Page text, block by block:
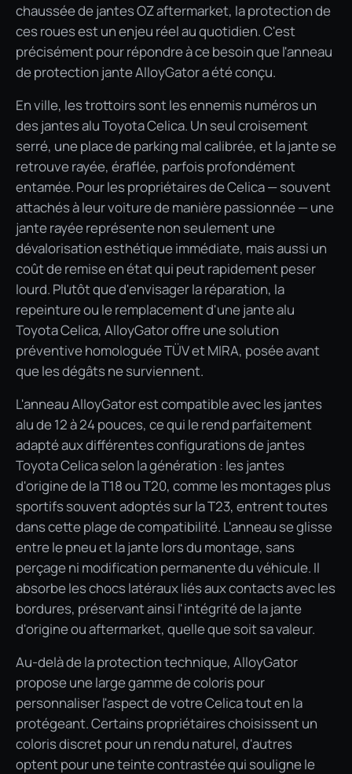
chaussée de jantes OZ aftermarket, la protection de
ces roues est un enjeu réel au quotidien. C'est
précisément pour répondre à ce besoin que l'anneau
de protection jante AlloyGator a été conçu.
En ville, les trottoirs sont les ennemis numéros un
des jantes alu Toyota Celica. Un seul croisement
serré, une place de parking mal calibrée, et la jante se
retrouve rayée, éraflée, parfois profondément
entamée. Pour les propriétaires de Celica — souvent
attachés à leur voiture de manière passionnée — une
jante rayée représente non seulement une
dévalorisation esthétique immédiate, mais aussi un
coût de remise en état qui peut rapidement peser
lourd. Plutôt que d'envisager la réparation, la
repeinture ou le remplacement d'une jante alu
Toyota Celica, AlloyGator offre une solution
préventive homologuée TÜV et MIRA, posée avant
que les dégâts ne surviennent.
L'anneau AlloyGator est compatible avec les jantes
alu de 12 à 24 pouces, ce qui le rend parfaitement
adapté aux différentes configurations de jantes
Toyota Celica selon la génération : les jantes
d'origine de la T18 ou T20, comme les montages plus
sportifs souvent adoptés sur la T23, entrent toutes
dans cette plage de compatibilité. L'anneau se glisse
entre le pneu et la jante lors du montage, sans
perçage ni modification permanente du véhicule. Il
absorbe les chocs latéraux liés aux contacts avec les
bordures, préservant ainsi l'intégrité de la jante
d'origine ou aftermarket, quelle que soit sa valeur.
Au-delà de la protection technique, AlloyGator
propose une large gamme de coloris pour
personnaliser l'aspect de votre Celica tout en la
protégeant. Certains propriétaires choisissent un
coloris discret pour un rendu naturel, d'autres
optent pour une teinte contrastée qui souligne le